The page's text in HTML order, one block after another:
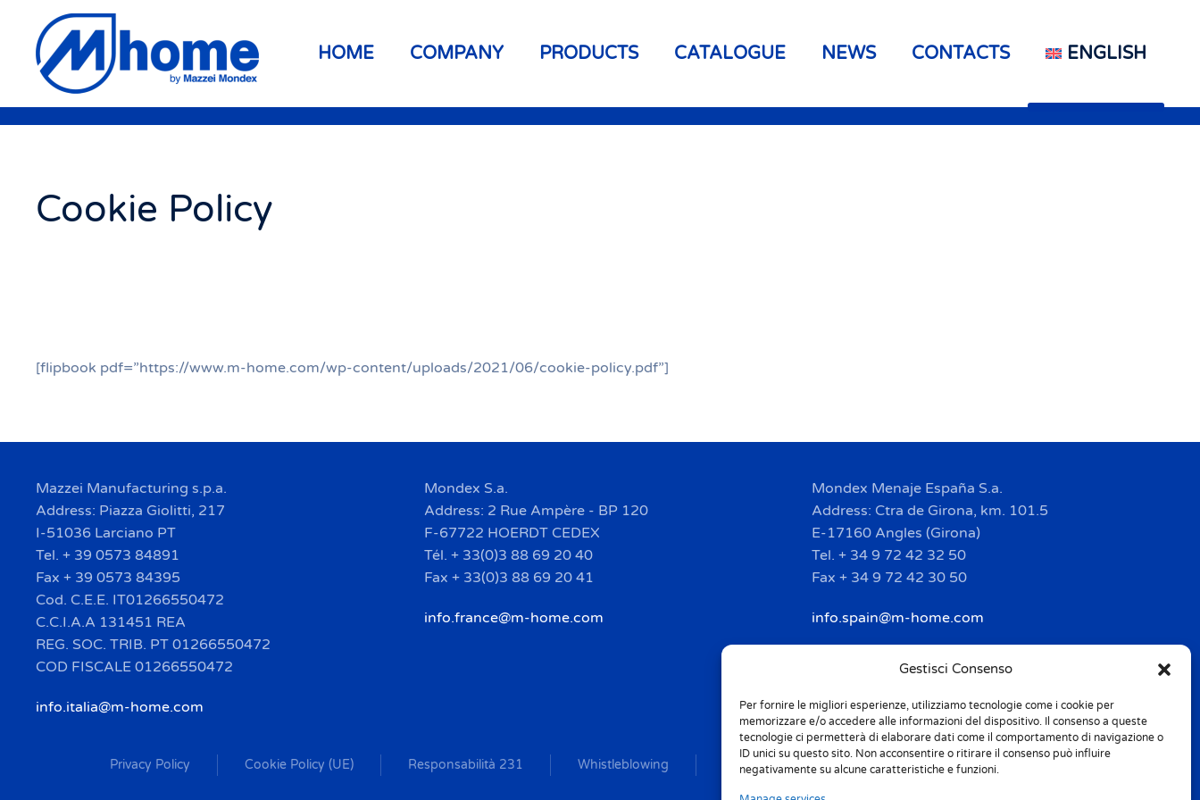
Gestisci Consenso
Per fornire le migliori esperienze, utilizziamo tecnologie come i cookie per
memorizzare e/o accedere alle informazioni del dispositivo. Il consenso a queste
tecnologie ci permetterà di elaborare dati come il comportamento di navigazione o
ID unici su questo sito. Non acconsentire o ritirare il consenso può influire
negativamente su alcune caratteristiche e funzioni.
Skip to main content HOME COMPANY PRODUCTS CATALOGUE NEWS CONTACTS ENGLISH
Cookie Policy
[flipbook pdf=”https://www.m-home.com/wp-content/uploads/2021/06/cookie-policy.pdf”]
Mazzei Manufacturing s.p.a.
Address: Piazza Giolitti, 217
I-51036 Larciano PT
Tel. + 39 0573 84891
Fax + 39 0573 84395
Cod. C.E.E. IT01266550472
C.C.I.A.A 131451 REA
REG. SOC. TRIB. PT 01266550472
COD FISCALE 01266550472
info.italia@m-home.com
Mondex S.a.
Address: 2 Rue Ampère - BP 120
F-67722 HOERDT CEDEX
Tél. + 33(0)3 88 69 20 40
Fax + 33(0)3 88 69 20 41
info.france@m-home.com
Mondex Menaje España S.a.
Address: Ctra de Girona, km. 101.5
E-17160 Angles (Girona)
Tel. + 34 9 72 42 32 50
Fax + 34 9 72 42 30 50
info.spain@m-home.com
Privacy Policy Cookie Policy (UE) Responsabilità 231 Whistleblowing Environmental labeling Codice etico Sitemap